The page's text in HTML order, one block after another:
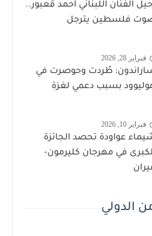
الفنان اللبناني أحمد قعبور..
فلسطين يترجل
فبراير 28, 2026
طُردت وحوصرت في
بسبب دعمي لغزة
فبراير 10, 2026
عواودة تحصد الجائزة
في مهرجان كليرمون-
الدولي